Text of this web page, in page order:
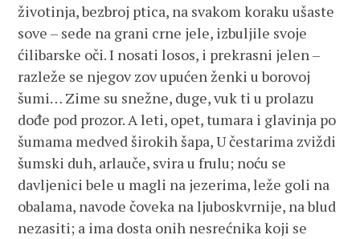
životinja, bezbroj ptica, na svakom koraku ušaste
sove – sede na grani crne jele, izbuljile svoje
ćilibarske oči. I nosati losos, i prekrasni jelen –
razleže se njegov zov upućen ženki u borovoj
šumi… Zime su snežne, duge, vuk ti u prolazu
dođe pod prozor. A leti, opet, tumara i glavinja po
šumama medved širokih šapa, U čestarima zviždi
šumski duh, arlauče, svira u frulu; noću se
davljenici bele u magli na jezerima, leže goli na
obalama, navode čoveka na ljuboskvrnije, na blud
nezasiti; a ima dosta onih nesrećnika koji se